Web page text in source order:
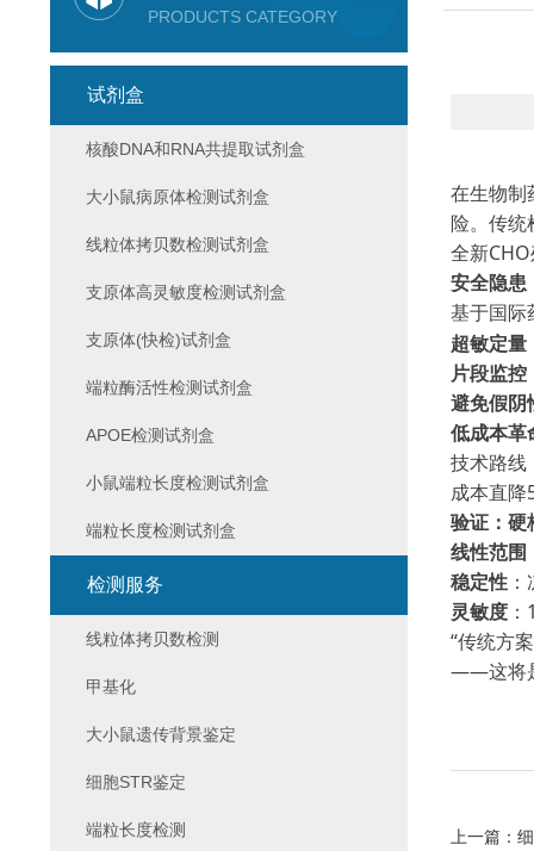
在生物制
险。传统
全新
安全隐患
基于国际
超敏定量
片段监控
避免假阴
低成本革
技术路线
成本直降
验证：硬
线性范围
稳定性：
灵敏度：
“传统方
——这将
上一篇： 细
PRODUCTS CATEGORY
试剂盒
核酸DNA和RNA共提取试剂盒
大小鼠病原体检测试剂盒
线粒体拷贝数检测试剂盒
支原体高灵敏度检测试剂盒
支原体(快检)试剂盒
端粒酶活性检测试剂盒
APOE检测试剂盒
小鼠端粒长度检测试剂盒
端粒长度检测试剂盒
检测服务
线粒体拷贝数检测
甲基化
大小鼠遗传背景鉴定
细胞STR鉴定
端粒长度检测